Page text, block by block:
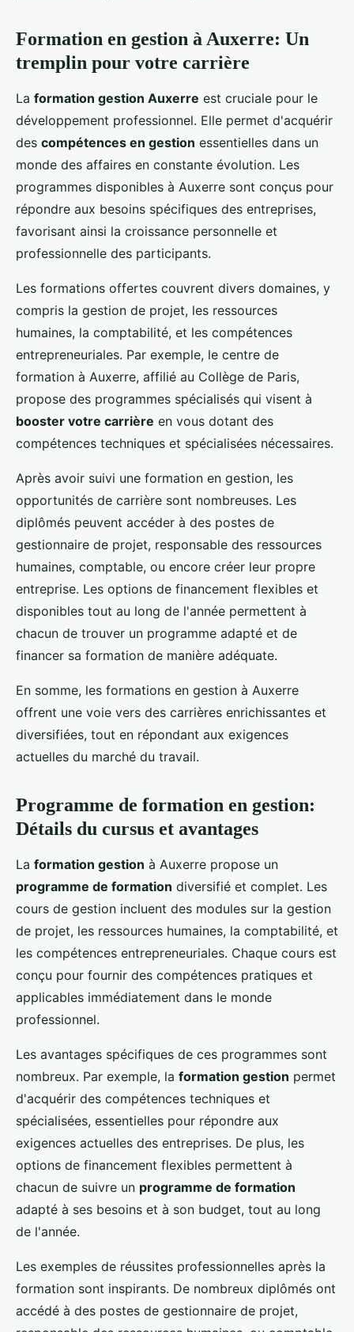
Formation en gestion à Auxerre: Un
tremplin pour votre carrière
La formation gestion Auxerre est cruciale pour le
développement professionnel. Elle permet d'acquérir
des compétences en gestion essentielles dans un
monde des affaires en constante évolution. Les
programmes disponibles à Auxerre sont conçus pour
répondre aux besoins spécifiques des entreprises,
favorisant ainsi la croissance personnelle et
professionnelle des participants.
Les formations offertes couvrent divers domaines, y
compris la gestion de projet, les ressources
humaines, la comptabilité, et les compétences
entrepreneuriales. Par exemple, le centre de
formation à Auxerre, affilié au Collège de Paris,
propose des programmes spécialisés qui visent à
booster votre carrière en vous dotant des
compétences techniques et spécialisées nécessaires.
Après avoir suivi une formation en gestion, les
opportunités de carrière sont nombreuses. Les
diplômés peuvent accéder à des postes de
gestionnaire de projet, responsable des ressources
humaines, comptable, ou encore créer leur propre
entreprise. Les options de financement flexibles et
disponibles tout au long de l'année permettent à
chacun de trouver un programme adapté et de
financer sa formation de manière adéquate.
En somme, les formations en gestion à Auxerre
offrent une voie vers des carrières enrichissantes et
diversifiées, tout en répondant aux exigences
actuelles du marché du travail.
Programme de formation en gestion:
Détails du cursus et avantages
La formation gestion à Auxerre propose un
programme de formation diversifié et complet. Les
cours de gestion incluent des modules sur la gestion
de projet, les ressources humaines, la comptabilité, et
les compétences entrepreneuriales. Chaque cours est
conçu pour fournir des compétences pratiques et
applicables immédiatement dans le monde
professionnel.
Les avantages spécifiques de ces programmes sont
nombreux. Par exemple, la formation gestion permet
d'acquérir des compétences techniques et
spécialisées, essentielles pour répondre aux
exigences actuelles des entreprises. De plus, les
options de financement flexibles permettent à
chacun de suivre un programme de formation
adapté à ses besoins et à son budget, tout au long
de l'année.
Les exemples de réussites professionnelles après la
formation sont inspirants. De nombreux diplômés ont
accédé à des postes de gestionnaire de projet,